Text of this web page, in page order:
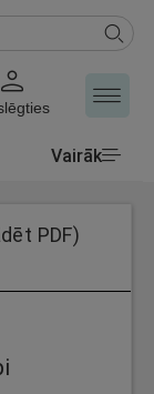
Vairāk
PDF)